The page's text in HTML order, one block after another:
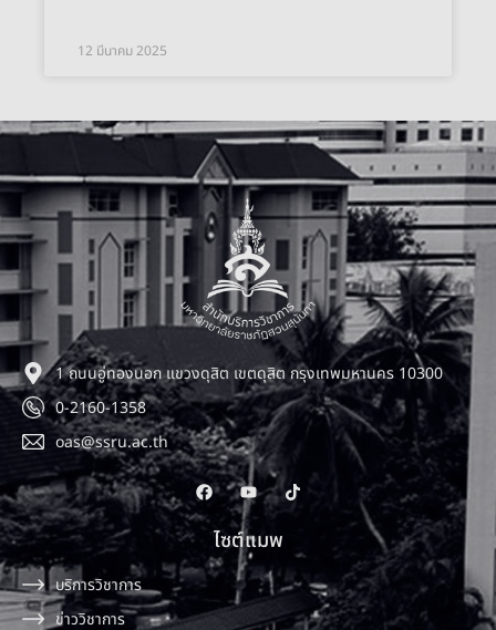
12 มีนาคม 2025
1 ถนนอู่ทองนอก แขวงดุสิต เขตดุสิต กรุงเทพมหานคร 10300
0-2160-1358
oas@ssru.ac.th
ไซต์แมพ
บริการวิชาการ
ข่าววิชาการ